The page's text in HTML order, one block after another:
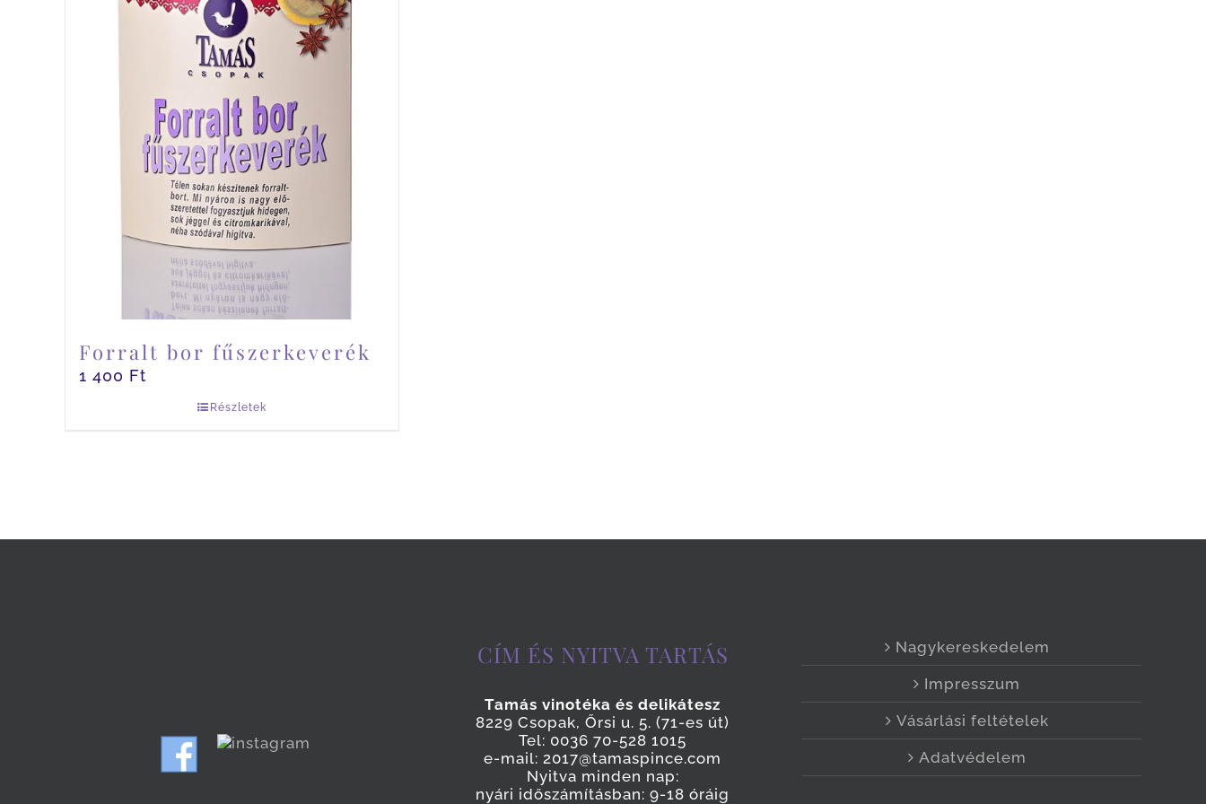
Forralt bor fűszerkeverék
1 400 Ft
Részletek
CÍM ÉS NYITVA TARTÁS
Tamás vinotéka és delikátesz
8229 Csopak, Őrsi u. 5. (71-es út)
Tel: 0036 70-528 1015
e-mail: 2017@tamaspince.com
Nyitva minden nap:
nyári időszámításban: 9-18 óráig
Nagykereskedelem
Impresszum
Vásárlási feltételek
Adatvédelem